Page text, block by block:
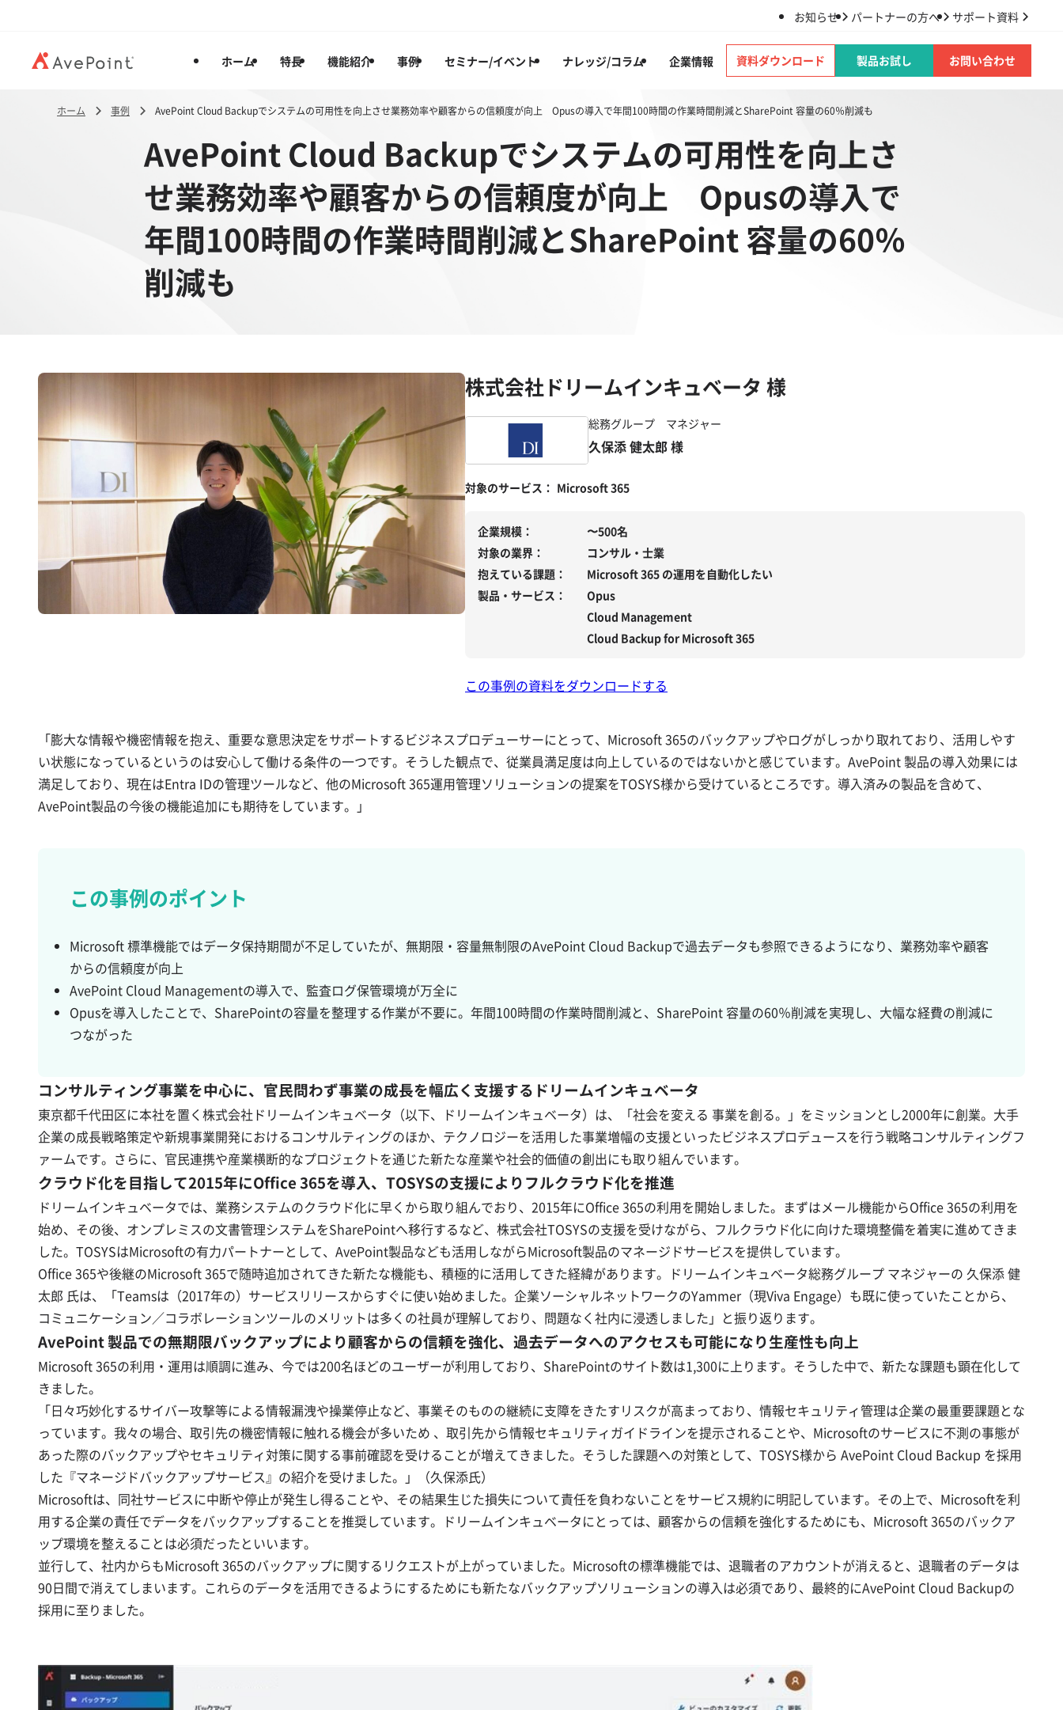
お知らせ パートナーの方へ サポート資料
ホーム 特長 機能紹介 事例 セミナー/イベント ナレッジ/コラム 企業情報 資料ダウンロード 製品お試し お問い合わせ
ホーム 事例 AvePoint Cloud Backupでシステムの可用性を向上させ業務効率や顧客からの信頼度が向上 Opusの導入で年間100時間の作業時間削減とSharePoint 容量の60％削減も
AvePoint Cloud Backupでシステムの可用性を向上さ
せ業務効率や顧客からの信頼度が向上 Opusの導入で
年間100時間の作業時間削減とSharePoint 容量の60％
削減も
株式会社ドリームインキュベータ 様
総務グループ マネジャー
久保添 健太郎 様
対象のサービス Microsoft 365
企業規模
〜500名
対象の業界
コンサル・士業
抱えている課題
Microsoft 365 の運用を自動化したい
製品・サービス
Opus
Cloud Management
Cloud Backup for Microsoft 365
この事例の資料をダウンロードする
「膨大な情報や機密情報を抱え、重要な意思決定をサポートするビジネスプロデューサーにとって、Microsoft 365のバックアップやログがしっかり取れており、活用しやす
い状態になっているというのは安心して働ける条件の一つです。そうした観点で、従業員満足度は向上しているのではないかと感じています。AvePoint 製品の導入効果には
満足しており、現在はEntra IDの管理ツールなど、他のMicrosoft 365運用管理ソリューションの提案をTOSYS様から受けているところです。導入済みの製品を含めて、
AvePoint製品の今後の機能追加にも期待をしています。」
この事例のポイント
Microsoft 標準機能ではデータ保持期間が不足していたが、無期限・容量無制限のAvePoint Cloud Backupで過去データも参照できるようになり、業務効率や顧客
からの信頼度が向上
AvePoint Cloud Managementの導入で、監査ログ保管環境が万全に
Opusを導入したことで、SharePointの容量を整理する作業が不要に。年間100時間の作業時間削減と、SharePoint 容量の60％削減を実現し、大幅な経費の削減に
つながった
コンサルティング事業を中心に、官民問わず事業の成長を幅広く支援するドリームインキュベータ
東京都千代田区に本社を置く株式会社ドリームインキュベータ（以下、ドリームインキュベータ）は、「社会を変える 事業を創る。」をミッションとし2000年に創業。大手
企業の成長戦略策定や新規事業開発におけるコンサルティングのほか、テクノロジーを活用した事業増幅の支援といったビジネスプロデュースを行う戦略コンサルティングフ
ァームです。さらに、官民連携や産業横断的なプロジェクトを通じた新たな産業や社会的価値の創出にも取り組んでいます。
クラウド化を目指して2015年にOffice 365を導入、TOSYSの支援によりフルクラウド化を推進
ドリームインキュベータでは、業務システムのクラウド化に早くから取り組んでおり、2015年にOffice 365の利用を開始しました。まずはメール機能からOffice 365の利用を
始め、その後、オンプレミスの文書管理システムをSharePointへ移行するなど、株式会社TOSYSの支援を受けながら、フルクラウド化に向けた環境整備を着実に進めてきま
した。TOSYSはMicrosoftの有力パートナーとして、AvePoint製品なども活用しながらMicrosoft製品のマネージドサービスを提供しています。
Office 365や後継のMicrosoft 365で随時追加されてきた新たな機能も、積極的に活用してきた経緯があります。ドリームインキュベータ総務グループ マネジャーの 久保添 健
太郎 氏は、「Teamsは（2017年の）サービスリリースからすぐに使い始めました。企業ソーシャルネットワークのYammer（現Viva Engage）も既に使っていたことから、
コミュニケーション／コラボレーションツールのメリットは多くの社員が理解しており、問題なく社内に浸透しました」と振り返ります。
AvePoint 製品での無期限バックアップにより顧客からの信頼を強化、過去データへのアクセスも可能になり生産性も向上
Microsoft 365の利用・運用は順調に進み、今では200名ほどのユーザーが利用しており、SharePointのサイト数は1,300に上ります。そうした中で、新たな課題も顕在化して
きました。
「日々巧妙化するサイバー攻撃等による情報漏洩や操業停止など、事業そのものの継続に支障をきたすリスクが高まっており、情報セキュリティ管理は企業の最重要課題とな
っています。我々の場合、取引先の機密情報に触れる機会が多いため 、取引先から情報セキュリティガイドラインを提示されることや、Microsoftのサービスに不測の事態が
あった際のバックアップやセキュリティ対策に関する事前確認を受けることが増えてきました。そうした課題への対策として、TOSYS様から AvePoint Cloud Backup を採用
した『マネージドバックアップサービス』の紹介を受けました。」（久保添氏）
Microsoftは、同社サービスに中断や停止が発生し得ることや、その結果生じた損失について責任を負わないことをサービス規約に明記しています。その上で、Microsoftを利
用する企業の責任でデータをバックアップすることを推奨しています。ドリームインキュベータにとっては、顧客からの信頼を強化するためにも、Microsoft 365のバックア
ップ環境を整えることは必須だったといいます。
並行して、社内からもMicrosoft 365のバックアップに関するリクエストが上がっていました。Microsoftの標準機能では、退職者のアカウントが消えると、退職者のデータは
90日間で消えてしまいます。これらのデータを活用できるようにするためにも新たなバックアップソリューションの導入は必須であり、最終的にAvePoint Cloud Backupの
採用に至りました。